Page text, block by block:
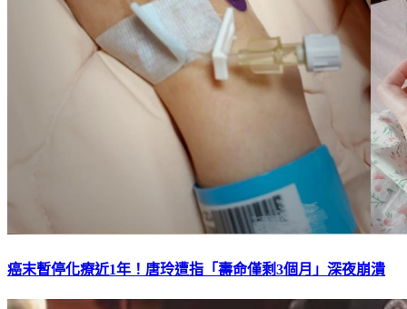
癌末暫停化療近1年！唐玲遭指「壽命僅剩3個月」深夜崩潰